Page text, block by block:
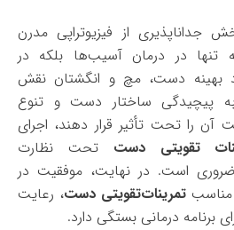
جداناپذیری از فیزیوتراپی مدرن
در درمان آسیب‌ها بلکه در
بهینه دست، مچ و انگشتان نقش
پیچیدگی ساختار دست و تنوع
را تحت تأثیر قرار دهند، اجرای
تقویتی دست تحت نظارت
است. در نهایت، موفقیت در
مناسب تمرینات‌تقویتی دست، رعایت
برنامه درمانی بستگی دارد.